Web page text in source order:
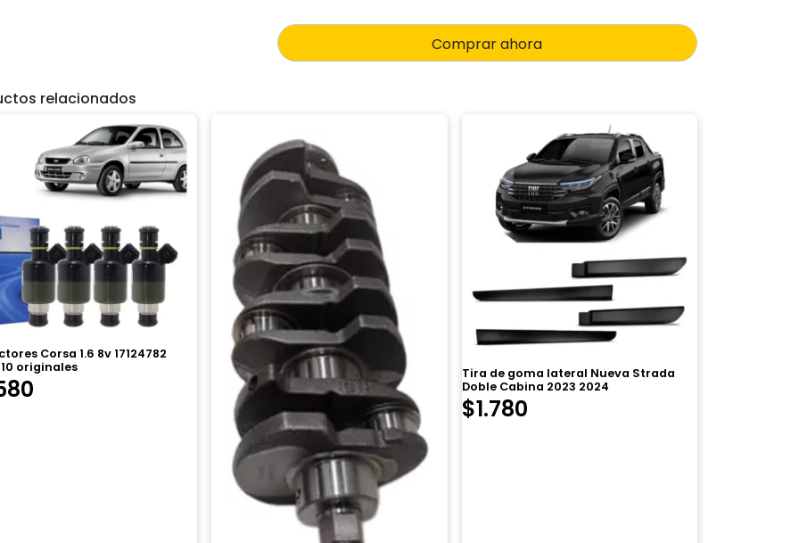
Comprar ahora
relacionados
Corsa 1.6 8v 17124782
originales
Tira de goma lateral Nueva Strada
Doble Cabina 2023 2024
$1.780